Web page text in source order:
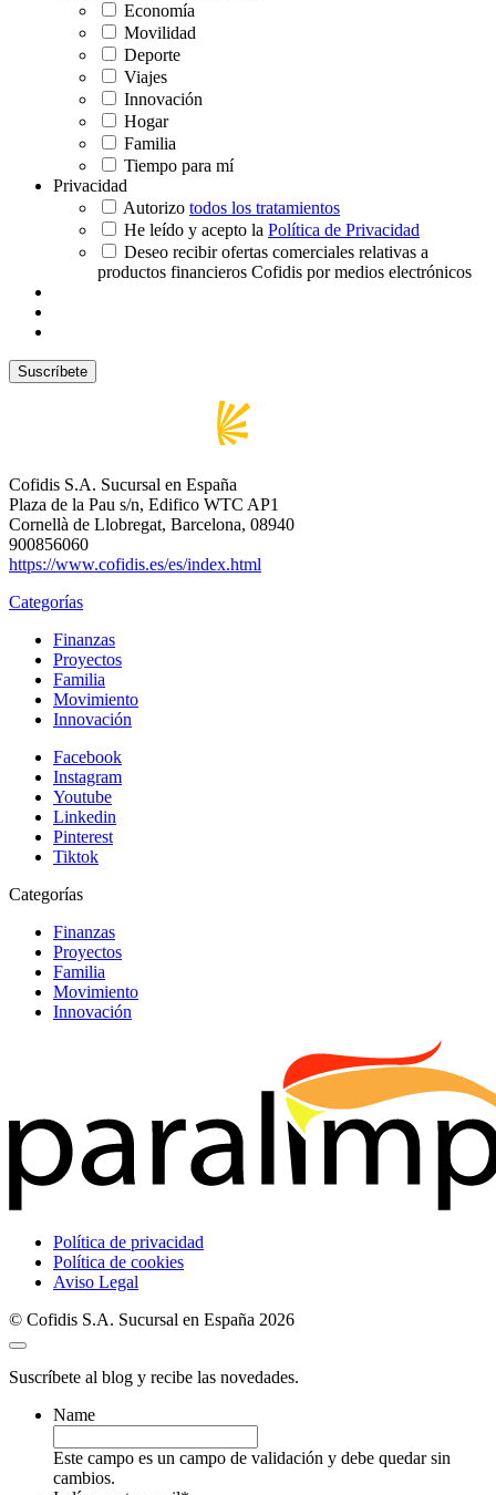
Economía
Movilidad
Deporte
Viajes
Innovación
Hogar
Familia
Tiempo para mí
Privacidad
Autorizo todos los tratamientos
He leído y acepto la Política de Privacidad
Deseo recibir ofertas comerciales relativas a
productos financieros Cofidis por medios electrónicos
Cofidis S.A. Sucursal en España
Plaza de la Pau s/n, Edifico WTC AP1
Cornellà de Llobregat, Barcelona, 08940
900856060
https://www.cofidis.es/es/index.html
Categorías
Finanzas
Proyectos
Familia
Movimiento
Innovación
Facebook
Instagram
Youtube
Linkedin
Pinterest
Tiktok
Categorías
Finanzas
Proyectos
Familia
Movimiento
Innovación
Política de privacidad
Política de cookies
Aviso Legal
© Cofidis S.A. Sucursal en España 2026
Suscríbete al blog y recibe las novedades.
Name
Este campo es un campo de validación y debe quedar sin
cambios.